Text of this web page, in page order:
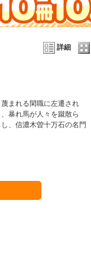
詳細
まれる閑職に左遷され
暴れ馬が人々を蹴散ら
、信濃木曽十万石の名門